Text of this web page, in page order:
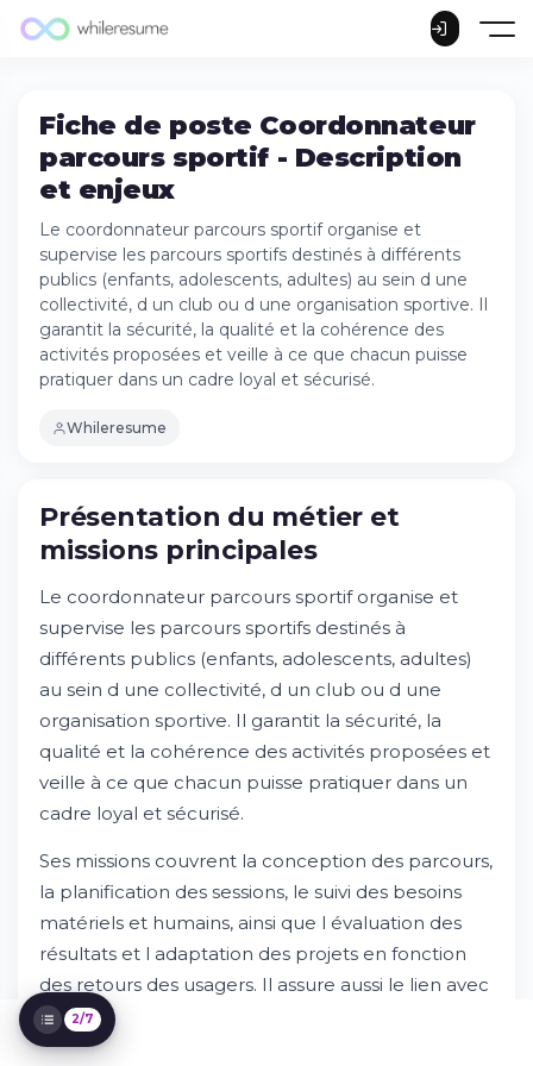
Fiche de poste Coordonnateur
parcours sportif - Description
et enjeux
Le coordonnateur parcours sportif organise et
supervise les parcours sportifs destinés à différents
publics (enfants, adolescents, adultes) au sein d une
collectivité, d un club ou d une organisation sportive. Il
garantit la sécurité, la qualité et la cohérence des
activités proposées et veille à ce que chacun puisse
pratiquer dans un cadre loyal et sécurisé.
Whileresume
Présentation du métier et missions
principales
Essayez Whileresume
Compétences et qualifications requises
Parcours et formation recommandés
evolution
Rémunération et avantages (fourchettes
moyennes)
Comment postuler et processus de
sélection
2/7
Présentation du métier et
missions principales
Le coordonnateur parcours sportif organise et
supervise les parcours sportifs destinés à
différents publics (enfants, adolescents, adultes)
au sein d une collectivité, d un club ou d une
organisation sportive. Il garantit la sécurité, la
qualité et la cohérence des activités proposées et
veille à ce que chacun puisse pratiquer dans un
cadre loyal et sécurisé.
Ses missions couvrent la conception des parcours,
la planification des sessions, le suivi des besoins
matériels et humains, ainsi que l évaluation des
résultats et l adaptation des projets en fonction
des retours des usagers. Il assure aussi le lien avec
les partenaires externes (structures éducatives,
associations, sponsors) et contribue à la